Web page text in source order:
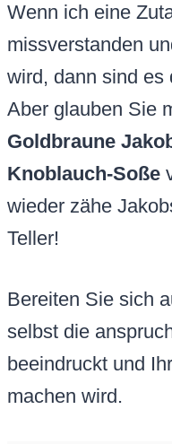
Wenn ich eine
missverstanden
wird, dann sind es
Aber glauben Sie
Goldbraune
Knoblauch-Soße
wieder zähe
Teller!
Bereiten Sie sich
selbst die
beeindruckt und
machen wird.